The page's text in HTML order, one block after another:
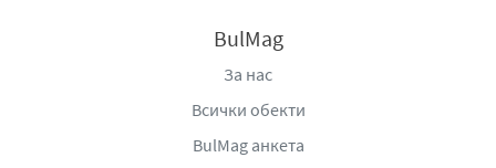
BulMag
За нас
Всички обекти
BulMag анкета